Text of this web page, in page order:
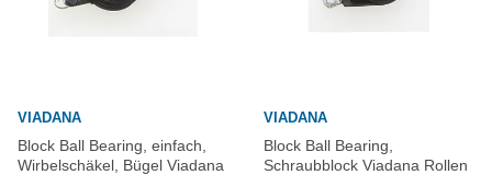
VIADANA
Block Ball Bearing, einfach,
Wirbelschäkel, Bügel Viadana
VIADANA
Block Ball Bearing,
Schraubblock Viadana Rollen